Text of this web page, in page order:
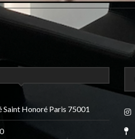
Saint Honoré Paris 75001